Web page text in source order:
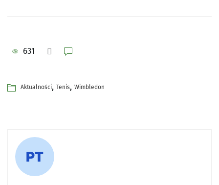
631
Aktualności, Tenis, Wimbledon